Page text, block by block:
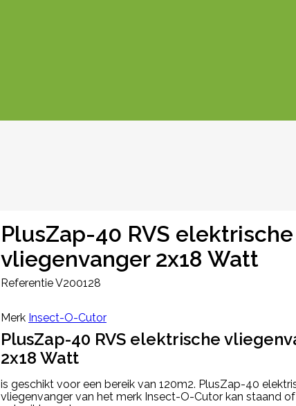
PlusZap-40 RVS elektrische
vliegenvanger 2x18 Watt
ReferentieV200128
Merk Insect-O-Cutor
PlusZap-40 RVS elektrische
2x18 Watt
is geschikt voor een bereik van 120m2. PlusZap-40
vliegenvanger van het merk Insect-O-Cutor kan staand